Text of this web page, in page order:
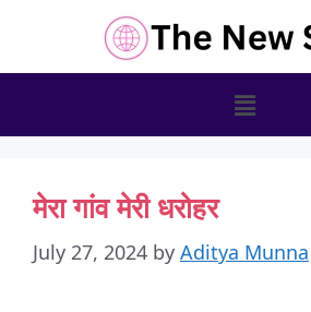
मेरा गांव मेरी धरोहर
July 27, 2024 by Aditya Munna